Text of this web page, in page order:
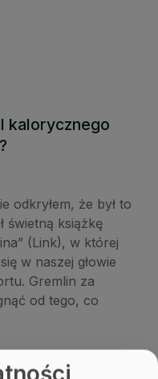
kalorycznego
odkryłem, że był to
świetną książkę
(Link), w której
w naszej głowie
Gremlin za
od tego, co